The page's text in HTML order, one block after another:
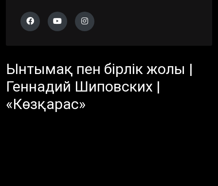
Ынтымақ пен бірлік жолы |
Геннадий Шиповских |
«Көзқарас»